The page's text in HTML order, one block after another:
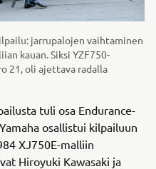
jarrupalojen vaihtaminen
kauan. Siksi YZF750-
21, oli ajettava radalla
tuli osa Endurance-
osallistui kilpailuun
XJ750E-malliin
Hiroyuki Kawasaki ja